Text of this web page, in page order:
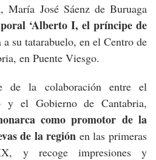
María José Sáenz de Buruaga
‘Alberto I, el príncipe de
a su tatarabuelo, en el Centro de
en Puente Viesgo.
de la colaboración entre el
y el Gobierno de Cantabria,
como promotor de la
de la región en las primeras
y recoge impresiones y